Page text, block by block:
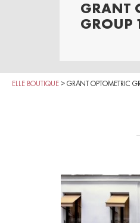
GRANT
GROUP
ELLE BOUTIQUE > GRANT OPTOMETRIC